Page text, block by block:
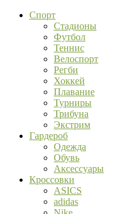
Спорт
Стадионы
Футбол
Теннис
Велоспорт
Регби
Хоккей
Плавание
Турниры
Трибуна
Экстрим
Гардероб
Одежда
Обувь
Аксессуары
Кроссовки
ASICS
adidas